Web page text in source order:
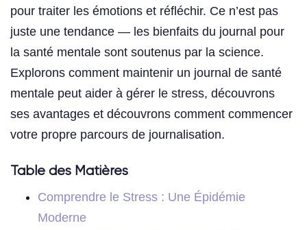
pour traiter les émotions et réfléchir. Ce n’est pas
juste une tendance — les bienfaits du journal pour
la santé mentale sont soutenus par la science.
Explorons comment maintenir un journal de santé
mentale peut aider à gérer le stress, découvrons
ses avantages et découvrons comment commencer
votre propre parcours de journalisation.
Table des Matières
Comprendre le Stress : Une Épidémie
Moderne